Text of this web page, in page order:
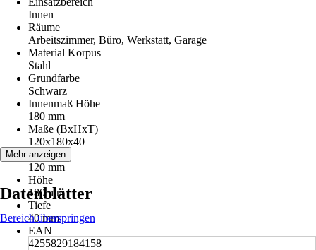
Innen
Räume
Arbeitszimmer, Büro, Werkstatt, Garage
Material Korpus
Stahl
Grundfarbe
Schwarz
Innenmaß Höhe
180 mm
Maße (BxHxT)
120x180x40
Breite
120 mm
Höhe
180 mm
Tiefe
40 mm
EAN
4255829184158
Mehr anzeigen
Datenblätter
Bereich überspringen